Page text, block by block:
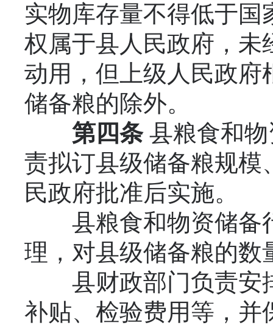
实物库存量不得低于
权属于县人民政府，未
动用，但上级人民政府
储备粮的除外。
第四条 县粮食和
责拟订县级储备粮规模
民政府批准后实施。
县粮食和物资储备
理，对县级储备粮的数
县财政部门负责安
补贴、检验费用等，并